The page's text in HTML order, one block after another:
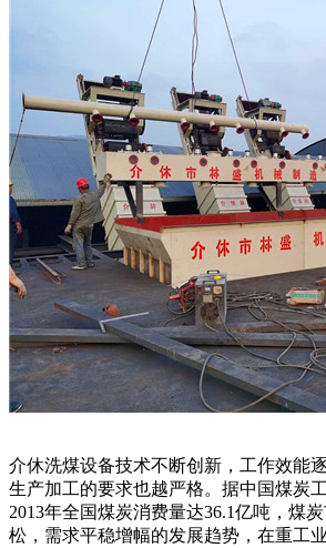
介休洗煤设备技术不断创新，工作效能
生产加工的要求也越严格。据中国煤炭
2013年全国煤炭消费量达36.1亿吨，煤
松，需求平稳增幅的发展趋势，在重工